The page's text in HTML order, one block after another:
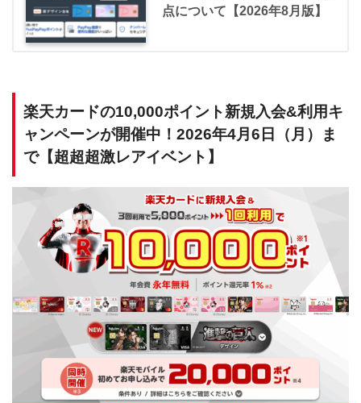
点について【2026年8月版】
楽天カードの10,000ポイント新規入会&利用キ
ャンペーンが開催中！2026年4月6日（月）ま
で【超超超激レアイベント】